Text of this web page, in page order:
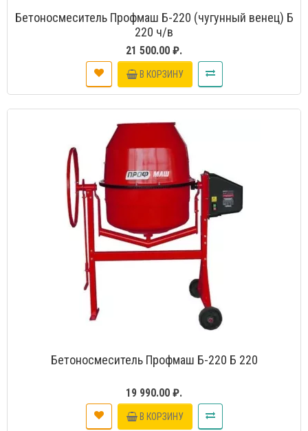
Бетоносмеситель Профмаш Б-220 (чугунный венец) Б
220 ч/в
21 500.00 ₽.
В КОРЗИНУ
Бетоносмеситель Профмаш Б-220 Б 220
19 990.00 ₽.
В КОРЗИНУ